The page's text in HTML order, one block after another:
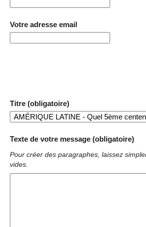
Votre adresse email
Titre (obligatoire)
Texte de votre message (obligatoire)
Pour créer des paragraphes, laissez
vides.